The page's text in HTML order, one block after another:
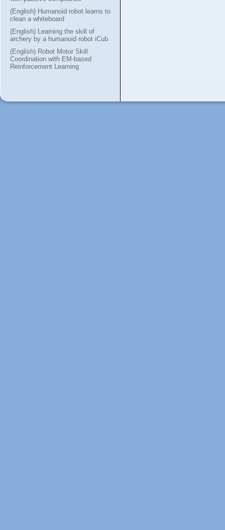
(English) Humanoid robot learns to
clean a whiteboard
(English) Learning the skill of
archery by a humanoid robot iCub
(English) Robot Motor Skill
Coordination with EM-based
Reinforcement Learning